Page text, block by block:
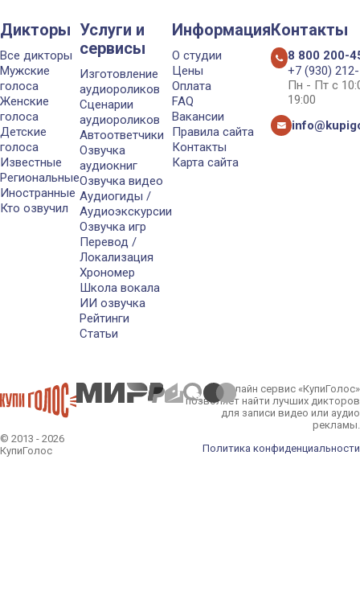
Дикторы
Все дикторы
Мужские
голоса
Женские
голоса
Детские
голоса
Известные
Региональные
Иностранные
Кто озвучил
Услуги и
сервисы
Изготовление
аудиороликов
Сценарии
аудиороликов
Автоответчики
Озвучка
аудиокниг
Озвучка видео
Аудиогиды /
Аудиоэкскурсии
Озвучка игр
Перевод /
Локализация
Хрономер
Школа вокала
ИИ озвучка
Рейтинги
Статьи
Информация
О студии
Цены
Оплата
FAQ
Вакансии
Правила сайта
Контакты
Карта сайта
Контакты
8 800 200-
+7 (930)
Пн - Пт с
19:00
© 2013 - 2026
КупиГолос
Онлайн сервис «КупиГолос»
позволяет найти лучших дикторов
для записи видео или аудио
рекламы.
Политика конфиденциальности